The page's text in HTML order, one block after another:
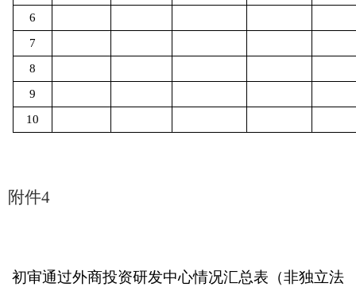
6
7
8
9
10
附件4
初审通过外商投资研发中心情况汇总表（非独立法